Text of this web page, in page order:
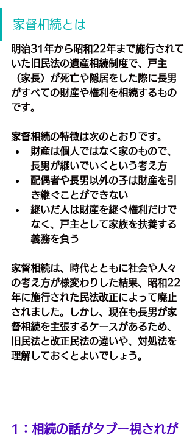
家督相続とは
明治31年から昭和22年まで施行されて
いた旧民法の遺産相続制度で、戸主
（家長）が死亡や隠居をした際に長男
がすべての財産や権利を相続するもの
です。
家督相続の特徴は次のとおりです。
財産は個人ではなく家のもので、
長男が継いでいくという考え方﻿
配偶者や長男以外の子は財産を引
き継ぐことができない﻿
継いだ人は財産を継ぐ権利だけで
なく、戸主として家族を扶養する
義務を負う﻿
家督相続は、時代とともに社会や人々
の考え方が様変わりした結果、昭和22
年に施行された民法改正によって廃止
されました。
しかし、現在も長男が家
督相続を主張するケースがあるため、
旧民法と改正民法の違いや、対処法を
理解しておくとよいでしょう。
1：相続の話がタブー視されが